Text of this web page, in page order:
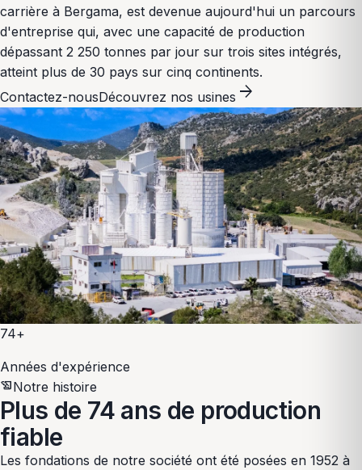
carrière à Bergama, est devenue aujourd'hui un parcours
d'entreprise qui, avec une capacité de production
dépassant 2 250 tonnes par jour sur trois sites intégrés,
atteint plus de 30 pays sur cinq continents.
Contactez-nousDécouvrez nos usines arrow_forward
74+
Années d'expérience
history_eduNotre histoire
Plus de 74 ans de production
fiable
Les fondations de notre société ont été posées en 1952 à